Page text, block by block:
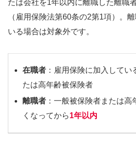
たは会社を1年以内に離職した離職
（雇用保険法第60条の2第1項）。
いる場合は対象外です。
在職者 ：雇用保険に加入してい
たは高年齢被保険者
離職者 ：一般被保険者または高
くなってから1年以内